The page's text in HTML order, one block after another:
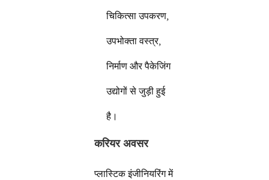
चिकित्सा उपकरण,
उपभोक्ता वस्त्र,
निर्माण और पैकेजिंग
उद्योगों से जुड़ी हुई
है।
करियर अवसर
प्लास्टिक इंजीनियरिंग में